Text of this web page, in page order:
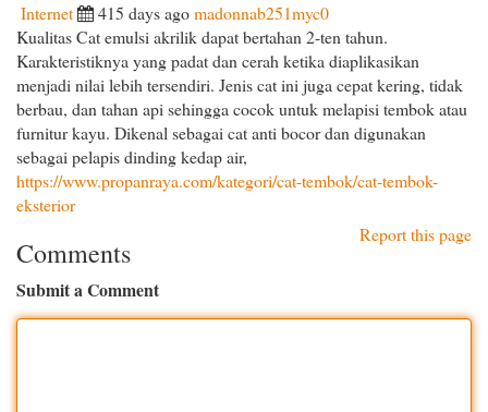
Internet 415 days agomadonnab251myc0
Kualitas Cat emulsi akrilik dapat bertahan 2-ten tahun.
Karakteristiknya yang padat dan cerah ketika diaplikasikan
menjadi nilai lebih tersendiri. Jenis cat ini juga cepat kering, tidak
berbau, dan tahan api sehingga cocok untuk melapisi tembok atau
furnitur kayu. Dikenal sebagai cat anti bocor dan digunakan
sebagai pelapis dinding kedap air,
https://www.propanraya.com/kategori/cat-tembok/cat-tembok-
eksterior
Report this page
Comments
Submit a Comment